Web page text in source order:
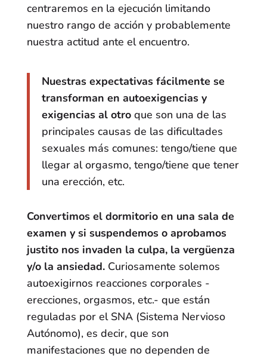
centraremos en la ejecución limitando
nuestro rango de acción y probablemente
nuestra actitud ante el encuentro.
Nuestras expectativas fácilmente se
transforman en autoexigencias y
exigencias al otroque son una de las
principales causas de las dificultades
sexuales más comunes: tengo/tiene que
llegar al orgasmo, tengo/tiene que tener
una erección, etc.
Convertimos el dormitorio en una sala de
examen y si suspendemos o aprobamos
justito nos invaden la culpa, la vergüenza
y/o la ansiedad.Curiosamente solemos
autoexigirnos reacciones corporales -
erecciones, orgasmos, etc.- que están
reguladas por el SNA (Sistema Nervioso
Autónomo), es decir, que son
manifestaciones que no dependen de